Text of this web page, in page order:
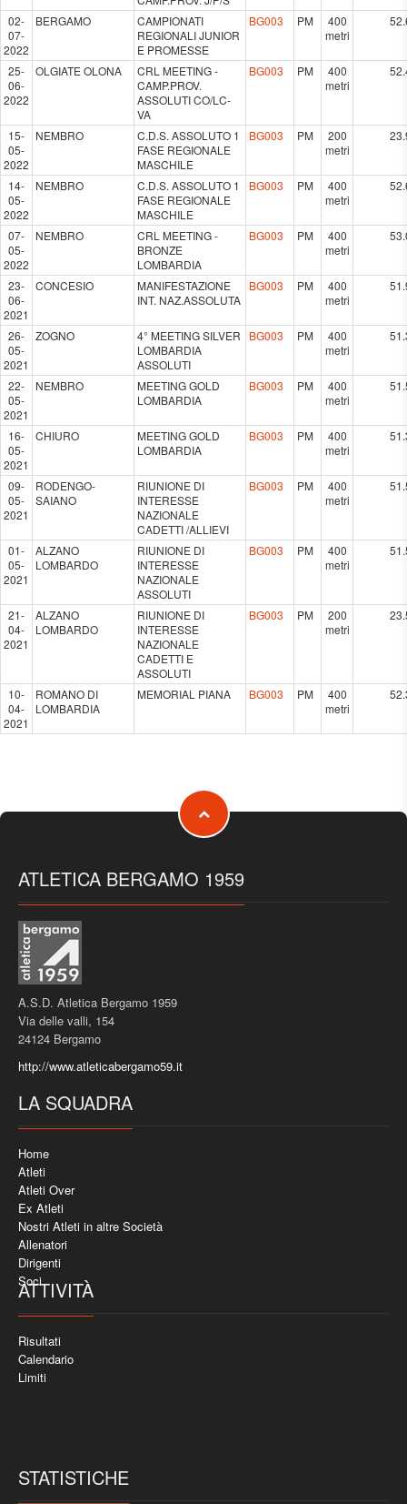
02-
07-
2022
BERGAMO
CAMPIONATI
REGIONALI JUNIOR
E PROMESSE
BG003 PM
400
metri
25-
06-
2022
OLGIATE OLONA
CRL MEETING -
CAMP.PROV.
ASSOLUTI CO/LC-
VA
BG003 PM
400
metri
15-
05-
2022
NEMBRO
C.D.S. ASSOLUTO 1
FASE REGIONALE
MASCHILE
BG003 PM
200
metri
14-
05-
2022
NEMBRO
C.D.S. ASSOLUTO 1
FASE REGIONALE
MASCHILE
BG003 PM
400
metri
07-
05-
2022
NEMBRO
CRL MEETING -
BRONZE
LOMBARDIA
BG003 PM
400
metri
23-
06-
2021
CONCESIO
MANIFESTAZIONE
INT. NAZ.ASSOLUTA
BG003 PM
400
metri
26-
05-
2021
ZOGNO
4° MEETING SILVER
LOMBARDIA
ASSOLUTI
BG003 PM
400
metri
22-
05-
2021
NEMBRO
MEETING GOLD
LOMBARDIA
BG003 PM
400
metri
16-
05-
2021
CHIURO
MEETING GOLD
LOMBARDIA
BG003 PM
400
metri
09-
05-
2021
RODENGO-
SAIANO
RIUNIONE DI
INTERESSE
NAZIONALE
CADETTI /ALLIEVI
BG003 PM
400
metri
01-
05-
2021
ALZANO
LOMBARDO
RIUNIONE DI
INTERESSE
NAZIONALE
ASSOLUTI
BG003 PM
400
metri
21-
04-
2021
ALZANO
LOMBARDO
RIUNIONE DI
INTERESSE
NAZIONALE
CADETTI E
ASSOLUTI
BG003 PM
200
metri
10-
04-
2021
ROMANO DI
LOMBARDIA
MEMORIAL PIANA BG003 PM
400
metri
ATLETICA BERGAMO 1959
A.S.D. Atletica Bergamo 1959
Via delle valli, 154
24124 Bergamo
http://www.atleticabergamo59.it
LA SQUADRA
Home
Atleti
Atleti Over
Ex Atleti
Nostri Atleti in altre Società
Allenatori
Dirigenti
Soci
ATTIVITÀ
Risultati
Calendario
Limiti
STATISTICHE